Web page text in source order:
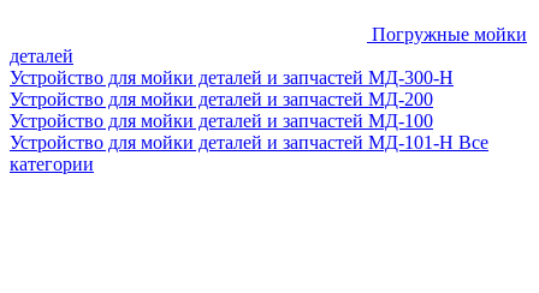
Погружные мойки
деталей
Устройство для мойки деталей и запчастей МД-300-H
Устройство для мойки деталей и запчастей МД-200
Устройство для мойки деталей и запчастей МД-100
Устройство для мойки деталей и запчастей МД-101-Н Все
категории